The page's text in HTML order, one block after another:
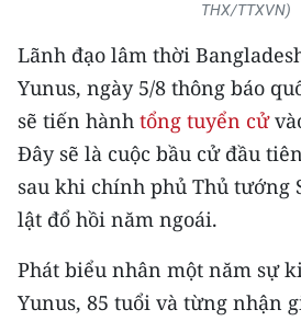
KIỂM CHỨNG THÔNG TIN
TRI THỨC CHUYÊN SÂU
54 DÂN TỘC VIỆT NAM
CHƯƠNG TRÌNH OCOP - MỖI XÃ
MỘT SẢN PHẨM
THX/TTXVN)
Lãnh đạo lâm thời
Yunus, ngày 5/8 thông báo
sẽ tiến hành tổng tuyển cử
Đây sẽ là cuộc bầu cử đầu
sau khi chính phủ Thủ tướng
lật đổ hồi năm ngoái.
Phát biểu nhân một năm sự
Yunus, 85 tuổi và từng nhận